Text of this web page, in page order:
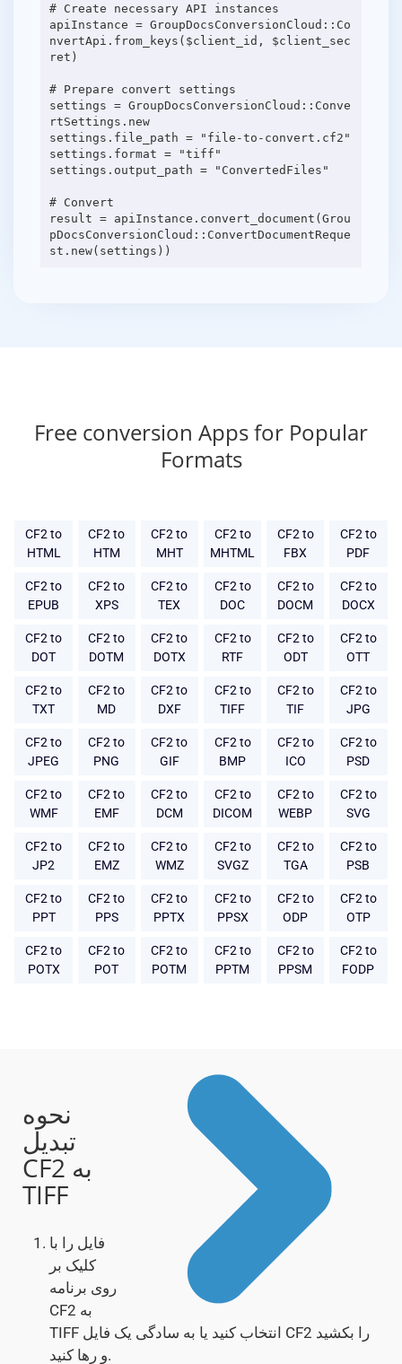
# Create necessary API instances
apiInstance = GroupDocsConversionCloud::Co
nvertApi.from_keys($client_id, $client_sec
ret)
# Prepare convert settings
settings = GroupDocsConversionCloud::Conve
rtSettings.new
settings.file_path = "file-to-convert.cf2"
settings.format = "tiff"
settings.output_path = "ConvertedFiles"
# Convert
result = apiInstance.convert_document(Grou
pDocsConversionCloud::ConvertDocumentReque
Free conversion Apps for Popular
Formats
CF2 to
HTML
CF2 to
HTM
CF2 to
MHT
CF2 to
MHTML
CF2 to
FBX
CF2 to
PDF
CF2 to
EPUB
CF2 to
XPS
CF2 to
TEX
CF2 to
DOC
CF2 to
DOCM
CF2 to
DOCX
CF2 to
DOT
CF2 to
DOTM
CF2 to
DOTX
CF2 to
RTF
CF2 to
ODT
CF2 to
OTT
CF2 to
TXT
CF2 to
MD
CF2 to
DXF
CF2 to
TIFF
CF2 to
TIF
CF2 to
JPG
CF2 to
JPEG
CF2 to
PNG
CF2 to
GIF
CF2 to
BMP
CF2 to
ICO
CF2 to
PSD
CF2 to
WMF
CF2 to
EMF
CF2 to
DCM
CF2 to
DICOM
CF2 to
WEBP
CF2 to
SVG
CF2 to
JP2
CF2 to
EMZ
CF2 to
WMZ
CF2 to
SVGZ
CF2 to
TGA
CF2 to
PSB
CF2 to
PPT
CF2 to
PPS
CF2 to
PPTX
CF2 to
PPSX
CF2 to
ODP
CF2 to
OTP
CF2 to
POTX
CF2 to
POT
CF2 to
POTM
CF2 to
PPTM
CF2 to
PPSM
CF2 to
FODP
نحوه
تبدیل
CF2 به
TIFF
فایل را با
کلیک بر
روی برنامه
CF2 به
TIFF انتخاب کنید یا به سادگی یک فایل CF2 را بکشید
و رها کنید.